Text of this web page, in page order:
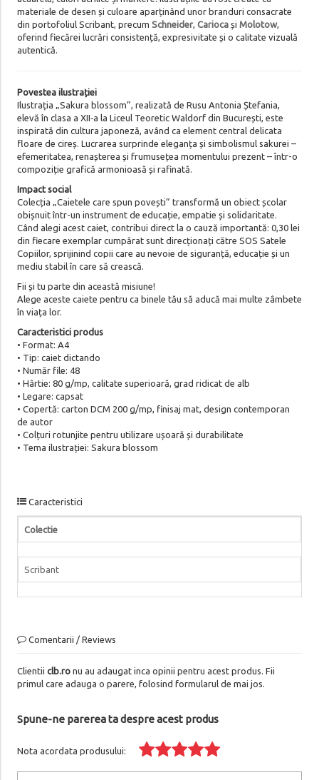
materiale de desen și culoare aparținând unor branduri consacrate
din portofoliul Scribant, precum Schneider, Cariocași Molotow,
oferind fiecărei lucrări consistență, expresivitate și o calitate vizuală
autentică.
Povestea ilustrației
Ilustrația „Sakura blossom”, realizată de Rusu Antonia Ștefania,
elevă în clasa a XII‑a la Liceul Teoretic Waldorf din București, este
inspirată din cultura japoneză, având ca element central delicata
floare de cireș. Lucrarea surprinde eleganța și simbolismul sakurei –
efemeritatea, renașterea și frumusețea momentului prezent – într-o
compoziție grafică armonioasă și rafinată.
Impact social
Colecția „Caietele care spun povești” transformă un obiect școlar
obișnuit într-un instrument de educație, empatie și solidaritate.
Când alegi acest caiet, contribui direct la o cauză importantă: 0,30 lei
din fiecare exemplar cumpărat sunt direcționați către SOS Satele
Copiilor, sprijinind copii care au nevoie de siguranță, educație și un
mediu stabil în care să crească.
Fii și tu parte din această misiune!
Alege aceste caiete pentru ca binele tău să aducă mai multe zâmbete
în viața lor.
Caracteristici produs
• Format: A4
• Tip: caiet dictando
• Număr file: 48
• Hârtie: 80 g/mp, calitate superioară, grad ridicat de alb
• Legare: capsat
• Copertă: carton DCM 200 g/mp, finisaj mat, design contemporan
de autor
• Colțuri rotunjite pentru utilizare ușoară și durabilitate
• Tema ilustrației: Sakura blossom
Caracteristici
Colectie
Scribant
Comentarii / Reviews
Clientii clb.ronu au adaugat inca opinii pentru acest produs. Fii
primul care adauga o parere, folosind formularul de mai jos.
Spune-ne parerea ta despre acest produs
Nota acordata produsului: